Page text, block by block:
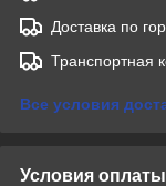
Доставка по
Транспортная
Все условия
Условия оплаты